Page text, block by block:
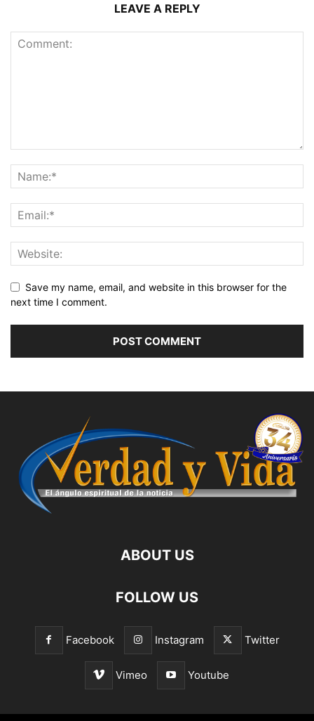
LEAVE A REPLY
Save my name, email, and website in this browser for the
next time I comment.
ABOUT US
FOLLOW US
Facebook Instagram Twitter
Vimeo Youtube